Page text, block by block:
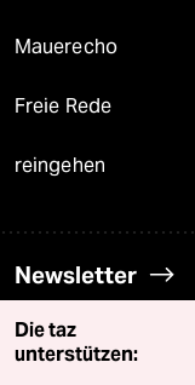
Mauerecho
Freie Rede
reingehen
Newsletter
team zukunft
Die taz
unterstützen: